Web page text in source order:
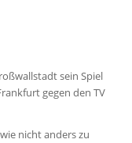
sein Spiel
gegen den TV
nicht anders zu